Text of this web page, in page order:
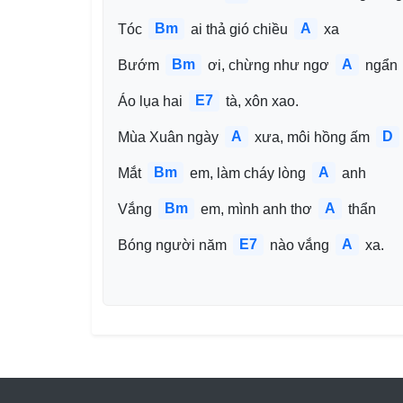
Tóc Bm ai thả gió chiều A xa
Bướm Bm ơi, chừng như ngơ A ngẩn
Áo lụa hai E7 tà, xôn xao.
Mùa Xuân ngày A xưa, môi hồng ấm D
Mắt Bm em, làm cháy lòng A anh
Vắng Bm em, mình anh thơ A thẩn
Bóng người năm E7 nào vắng A xa.